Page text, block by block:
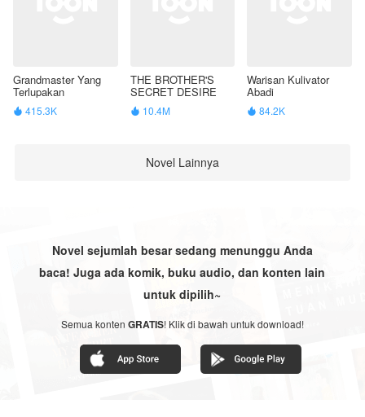
Grandmaster Yang
Terlupakan
 415.3K
THE BROTHER'S
SECRET DESIRE
 10.4M
Warisan Kulivator
Abadi
 84.2K
Novel Lainnya
Novel sejumlah besar sedang menunggu Anda
baca! Juga ada komik, buku audio, dan konten lain
untuk dipilih~
Semua konten GRATIS! Klik di bawah untuk download!